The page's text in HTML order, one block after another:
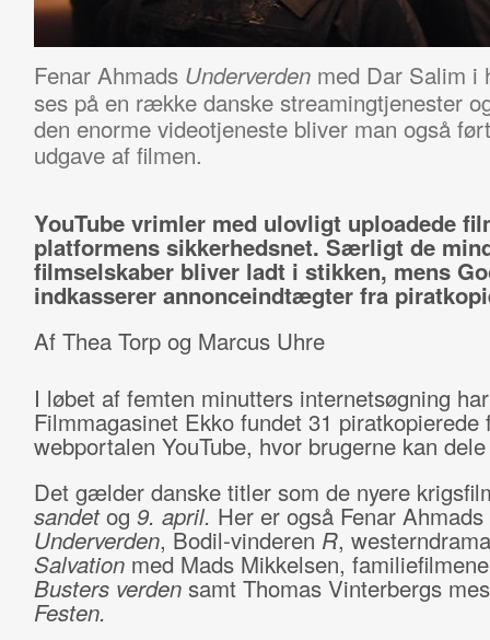
Fenar Ahmads Underverdenmed Dar Salim i
ses på en række danske streamingtjenester
den enorme videotjeneste bliver man også
udgave af filmen.
YouTube vrimler med ulovligt uploadede
platformens sikkerhedsnet. Særligt de
filmselskaber bliver ladt i stikken, mens
indkasserer annonceindtægter fra
Af Thea Torp og Marcus Uhre
I løbet af femten minutters internetsøgning har
Filmmagasinet Ekko fundet 31 piratkopierede
webportalen YouTube, hvor brugerne kan
Det gælder danske titler som de nyere
sandetog 9. april. Her er også Fenar Ahmads
Underverden, Bodil-vinderen R,
Salvation med Mads Mikkelsen,
Busters verdensamt Thomas Vinterbergs
Festen.